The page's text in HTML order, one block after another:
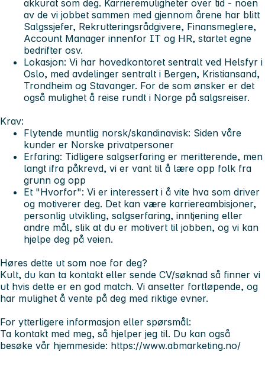
akkurat som deg. Karrieremuligheter over tid - noen
av de vi jobbet sammen med gjennom årene har blitt
Salgssjefer, Rekrutteringsrådgivere, Finansmeglere,
Account Manager innenfor IT og HR, startet egne
bedrifter osv.
Lokasjon: Vi har hovedkontoret sentralt ved Helsfyr i
Oslo, med avdelinger sentralt i Bergen, Kristiansand,
Trondheim og Stavanger. For de som ønsker er det
også mulighet å reise rundt i Norge på salgsreiser.
Krav:
Flytende muntlig norsk/skandinavisk: Siden våre
kunder er Norske privatpersoner
Erfaring: Tidligere salgserfaring er meritterende, men
langt ifra påkrevd, vi er vant til å lære opp folk fra
grunn og opp
Et "Hvorfor": Vi er interessert i å vite hva som driver
og motiverer deg. Det kan være karriereambisjoner,
personlig utvikling, salgserfaring, inntjening eller
andre mål, slik at du er motivert til jobben, og vi kan
hjelpe deg på veien.
Høres dette ut som noe for deg?
Kult, du kan ta kontakt eller sende CV/søknad så finner vi
ut hvis dette er en god match. Vi ansetter fortløpende, og
har mulighet å vente på deg med riktige evner.
For ytterligere informasjon eller spørsmål:
Ta kontakt med meg, så hjelper jeg til. Du kan også
besøke vår hjemmeside: https://www.abmarketing.no/